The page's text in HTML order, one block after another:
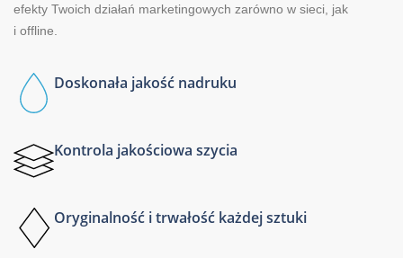
efekty Twoich działań marketingowych zarówno w sieci, jak
i offline.
Doskonała jakość nadruku
Kontrola jakościowa szycia
Oryginalność i trwałość każdej sztuki